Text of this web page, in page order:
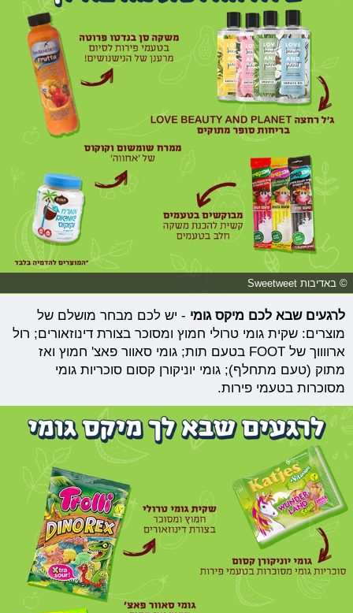
© באדיבות Sweetweet
לרגעים שבא לכם מיקס גומי - יש לכם מבחר מושלם של
מוצרים: שקית גומי טרולי חמוץ ומסוכר בצורת דינוזאורים; רול
ארווווך של FOOT בטעם תות; גומי סאוור פאצ' חמוץ ואז
מתוק (טעם מתחלף); גומי יוניקורן קסום סוכריות גומי
מסוכרות בטעמי פירות.